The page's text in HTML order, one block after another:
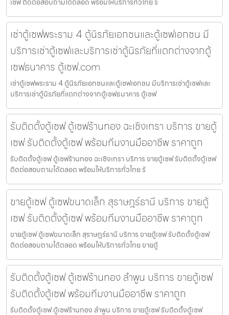
เซฟ ติดต่อสอบถามได้ตลอด พร้อมให้บริการทั่วไทย ร
เช่าตู้เซฟพระราม 4 ตู้นิรภัยเอกชนและตู้เซฟเอกชน มี
บริการเช่าตู้เซฟและบริการเช่าตู้นิรภัยที่แตกต่างจากตู้
เซฟธนาคาร ตู้เซฟ.com
เช่าตู้เซฟพระราม 4 ตู้นิรภัยเอกชนและตู้เซฟเอกชน มีบริการเช่าตู้เซฟและ
บริการเช่าตู้นิรภัยที่แตกต่างจากตู้เซฟธนาคาร ตู้เซฟ
รับติดตั้งตู้เซฟ ตู้เซฟร้านทอง ฉะเชิงเทรา บริการ ขายตู้
เซฟ รับติดตั้งตู้เซฟ พร้อมทีมงานมืออาชีพ ราคาถูก
รับติดตั้งตู้เซฟ ตู้เซฟร้านทอง ฉะเชิงเทรา บริการ ขายตู้เซฟ รับติดตั้งตู้เซฟ
ติดต่อสอบถามได้ตลอด พร้อมให้บริการทั่วไทย รั
ขายตู้เซฟ ตู้เซฟขนาดเล็ก สุราษฎร์ธานี บริการ ขายตู้
เซฟ รับติดตั้งตู้เซฟ พร้อมทีมงานมืออาชีพ ราคาถูก
ขายตู้เซฟ ตู้เซฟขนาดเล็ก สุราษฎร์ธานี บริการ ขายตู้เซฟ รับติดตั้งตู้เซฟ
ติดต่อสอบถามได้ตลอด พร้อมให้บริการทั่วไทย ขายตู้
รับติดตั้งตู้เซฟ ตู้เซฟร้านทอง ลำพูน บริการ ขายตู้เซฟ
รับติดตั้งตู้เซฟ พร้อมทีมงานมืออาชีพ ราคาถูก
รับติดตั้งตู้เซฟ ตู้เซฟร้านทอง ลำพูน บริการ ขายตู้เซฟ รับติดตั้งตู้เซฟ